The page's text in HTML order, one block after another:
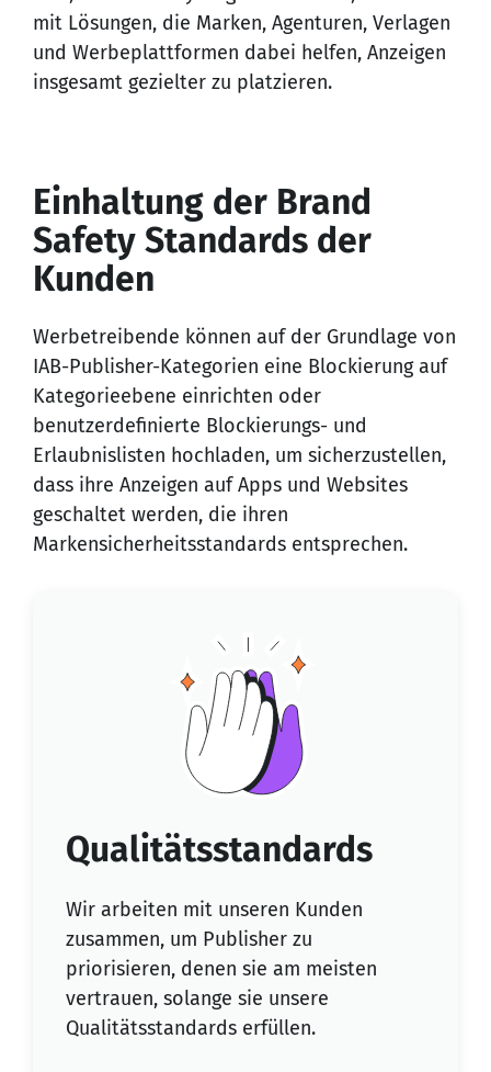
mit Lösungen, die Marken, Agenturen, Verlagen
und Werbeplattformen dabei helfen, Anzeigen
insgesamt gezielter zu platzieren.
Einhaltung der Brand
Safety Standards der
Kunden
Werbetreibende können auf der Grundlage von
IAB-Publisher-Kategorien eine Blockierung auf
Kategorieebene einrichten oder
benutzerdefinierte Blockierungs- und
Erlaubnislisten hochladen, um sicherzustellen,
dass ihre Anzeigen auf Apps und Websites
geschaltet werden, die ihren
Markensicherheitsstandards entsprechen.
Qualitätsstandards
Wir arbeiten mit unseren Kunden
zusammen, um Publisher zu
priorisieren, denen sie am meisten
vertrauen, solange sie unsere
Qualitätsstandards erfüllen.